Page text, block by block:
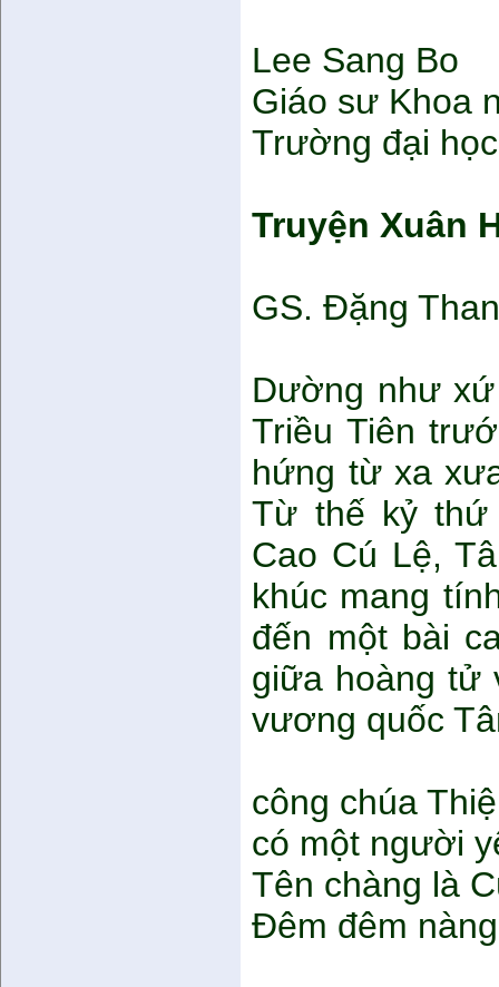
Lee Sang Bo
Giáo sư Khoa
Trường đại
Truyện Xuân
GS. Đặng
Dường như
Triều Tiên
hứng từ xa
Từ thế kỷ thứ
Cao Cú Lệ,
khúc mang
đến một bài
giữa hoàng tử
vương quốc
công chúa
có một người
Tên chàng là
Đêm đêm